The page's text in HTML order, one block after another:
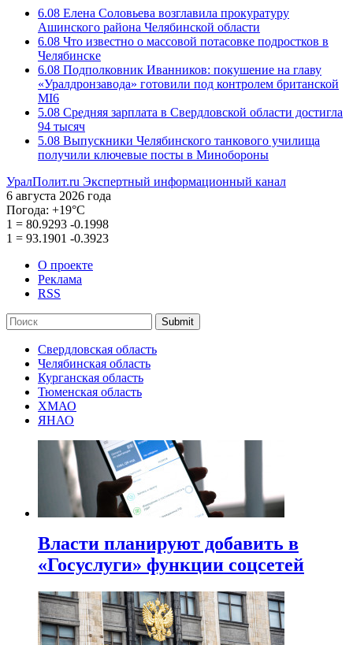
6.08 Елена Соловьева возглавила прокуратуру
Ашинского района Челябинской области
6.08 Что известно о массовой потасовке подростков в
Челябинске
6.08 Подполковник Иванников: покушение на главу
«Уралдронзавода» готовили под контролем британской
MI6
5.08 Средняя зарплата в Свердловской области достигла
94 тысяч
5.08 Выпускники Челябинского танкового училища
получили ключевые посты в Минобороны
УралПолит.ru Экспертный информационный канал
6 августа 2026 года
Погода: +19°С
1 = 80.9293 -0.1998
1 = 93.1901 -0.3923
О проекте
Реклама
RSS
Submit
Свердловская область
Челябинская область
Курганская область
Тюменская область
ХМАО
ЯНАО
Власти планируют добавить в
«Госуслуги» функции соцсетей